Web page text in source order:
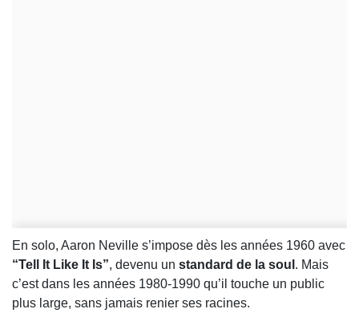
En solo, Aaron Neville s’impose dès les années 1960 avec
“Tell It Like It Is”, devenu un standard de la soul . Mais
c’est dans les années 1980-1990 qu’il touche un public
plus large, sans jamais renier ses racines.